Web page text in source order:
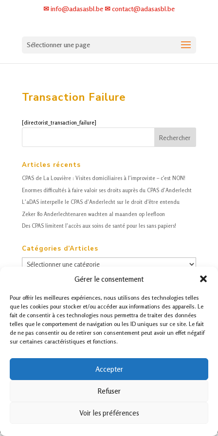
Gérer le consentement
Pour offrir les meilleures expériences, nous utilisons des technologies telles
que les cookies pour stocker et/ou accéder aux informations des appareils. Le
fait de consentir à ces technologies nous permettra de traiter des données
telles que le comportement de navigation ou les ID uniques sur ce site. Le fait
de ne pas consentir ou de retirer son consentement peut avoir un effet négatif
sur certaines caractéristiques et fonctions.
Accepter
Refuser
Voir les préférences
✉ info@adasasbl.be ✉ contact@adasasbl.be
Sélectionner une page
Transaction Failure
[directorist_transaction_failure]
Articles récents
CPASde La Louvière : Visites domiciliaires à l’improviste – c’est NON!
Enormes difficultés à faire valoir ses droits auprès du CPASd’Anderlecht
L’aDAS interpelle le CPASd’Anderlecht sur le droit d’être entendu
Zeker 80 Anderlechtenaren wachten al maanden op leefloon
Des CPASlimitent l’accès aux soins de santé pour les sans papiers!
Catégories d’Articles
Catégories
Archives
Politique sur les cookies.
aDAS asbl 2019